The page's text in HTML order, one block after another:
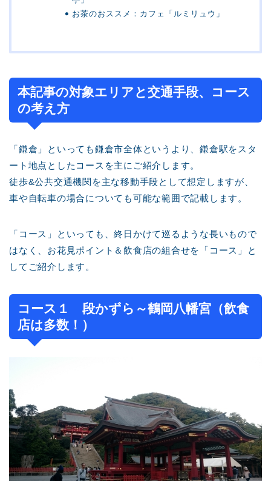
お茶のおススメ：カフェ「ルミリュウ」
本記事の対象エリアと交通手段、コース
の考え方
「鎌倉」といっても鎌倉市全体というより、鎌倉駅をスタ
ート地点としたコースを主にご紹介します。
徒歩&公共交通機関を主な移動手段として想定しますが、
車や自転車の場合についても可能な範囲で記載します。
「コース」といっても、終日かけて巡るような長いもので
はなく、お花見ポイント＆飲食店の組合せを「コース」と
してご紹介します。
コース１ 段かずら～鶴岡八幡宮（飲食
店は多数！）